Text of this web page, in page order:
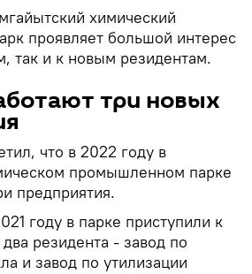
химический
проявляет большой интерес
так и к новым резидентам.
три новых
что в 2022 году в
промышленном парке
предприятия.
году в парке приступили к
резидента - завод по
и завод по утилизации